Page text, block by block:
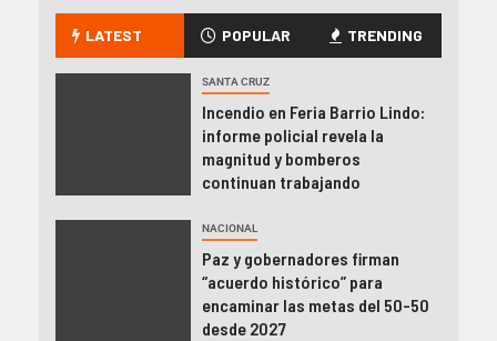
LATEST POPULAR TRENDING
SANTA CRUZ
Incendio en Feria Barrio Lindo:
informe policial revela la
magnitud y bomberos
continuan trabajando
NACIONAL
Paz y gobernadores firman
“acuerdo histórico” para
encaminar las metas del 50-50
desde 2027